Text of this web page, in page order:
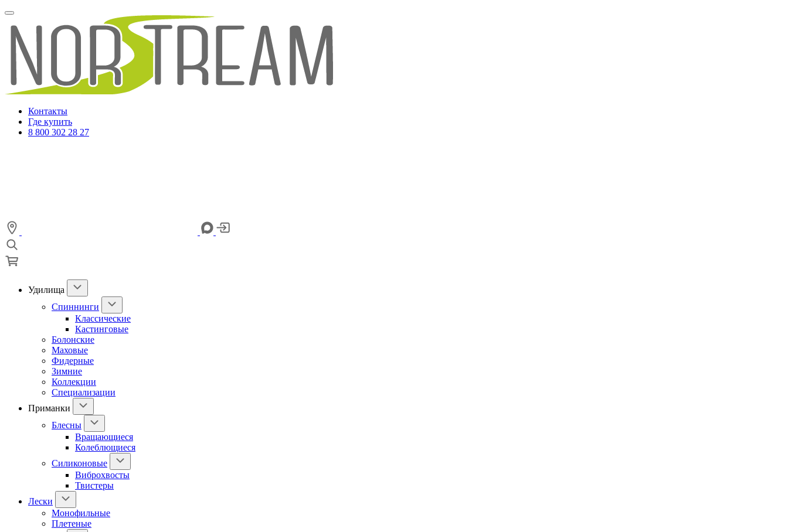
Контакты
Где купить
8 800 302 28 27
Удилища
Спиннинги
Классические
Кастинговые
Болонские
Маховые
Фидерные
Зимние
Коллекции
Специализации
Приманки
Блесны
Вращающиеся
Колеблющиеся
Силиконовые
Виброхвосты
Твистеры
Лески
Монофильные
Плетеные